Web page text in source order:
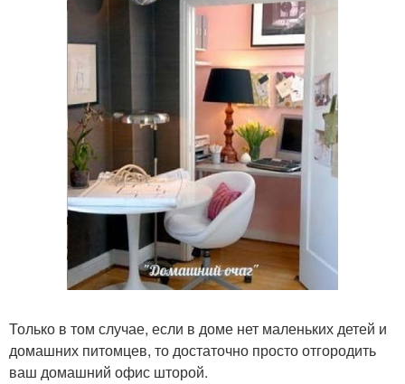
Только в том случае, если в доме нет маленьких детей и
домашних питомцев, то достаточно просто отгородить
ваш домашний офис шторой.